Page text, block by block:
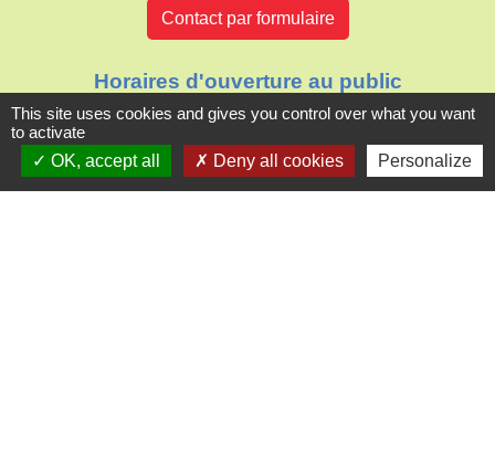
Contact par formulaire
Horaires d'ouverture au public
Le mardi : de 16h00 à 18h30
Le jeudi : de 11h30 à 12h30
This site uses cookies and gives you control over what you want
to activate
OK, accept all
Deny all cookies Personalize